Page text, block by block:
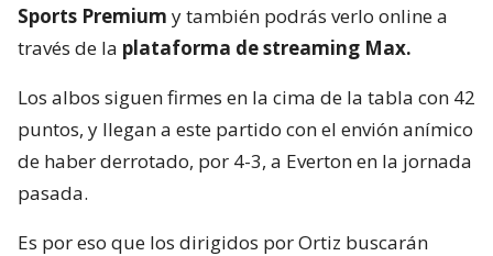
Sports Premium y también podrás verlo online a
través de la plataforma de streaming Max.
Los albos siguen firmes en la cima de la tabla con 42
puntos, y llegan a este partido con el envión anímico
de haber derrotado, por 4-3, a Everton en la jornada
pasada.
Es por eso que los dirigidos por Ortiz buscarán